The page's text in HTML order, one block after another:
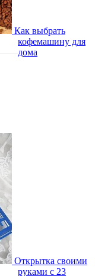
Как выбрать
кофемашину для
дома
Открытка своими
руками с 23